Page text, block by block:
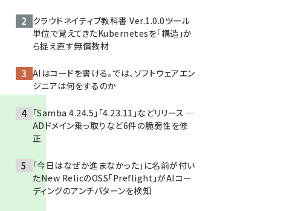
クラウドネイティブ教科書 Ver.1.0.0――ツール
単位で覚えてきたKubernetesを「構造」か
ら捉え直す無償教材
AIはコードを書ける。では、ソフトウェアエン
ジニアは何をするのか
「Samba 4.24.5」「4.23.11」などリリース ─
ADドメイン乗っ取りなど6件の脆弱性を修
正
「今日はなぜか進まなかった」に名前が付い
た――New RelicのOSS「Preflight」がAIコー
ディングのアンチパターンを検知